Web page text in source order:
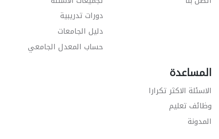
دورات تدريبية
دليل الجامعات
حساب المعدل الجامعي
المساعدة
الاسئلة الاكثر تكرارا
وظائف تعليم
المدونة